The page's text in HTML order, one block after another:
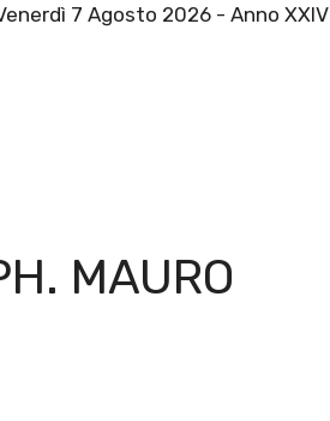
7 Agosto 2026 - Anno XXIV
MAURO